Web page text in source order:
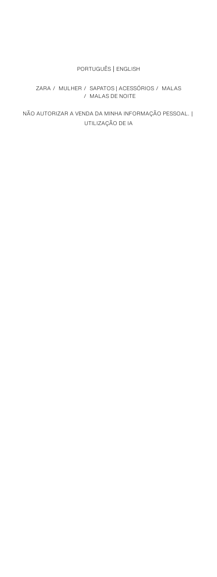
NÃO AUTORIZAR A VENDA DA MINHA INFORMAÇÃO PESSOAL.
UTILIZAÇÃO DE IA
ZARA / MULHER / SAPATOS | ACESSÓRIOS / MALAS
/ MALAS DE NOITE
PORTUGUÊS ENGLISH